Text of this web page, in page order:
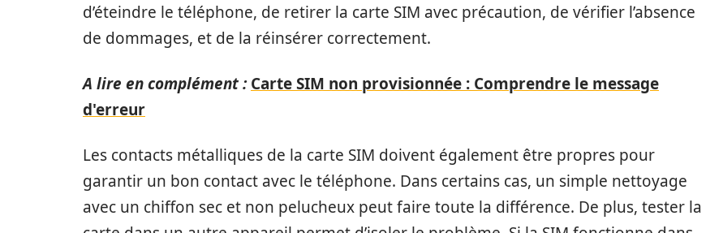
d’éteindre le téléphone, de retirer la carte SIM avec précaution, de vérifier l’absence
de dommages, et de la réinsérer correctement.
A lire en complément : Carte SIM non provisionnée : Comprendre le message
d'erreur
Les contacts métalliques de la carte SIM doivent également être propres pour
garantir un bon contact avec le téléphone. Dans certains cas, un simple nettoyage
avec un chiffon sec et non pelucheux peut faire toute la différence. De plus, tester la